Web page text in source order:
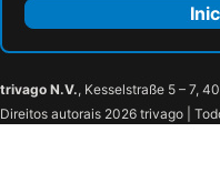
trivago N.V., Kesselstraße 5 – 7,
Direitos autorais 2026 trivago |